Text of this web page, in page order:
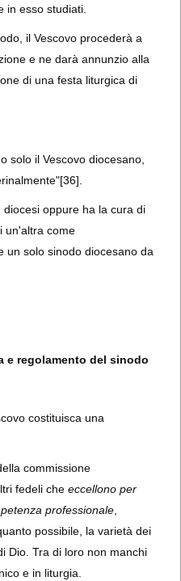
in esso studiati.
il Vescovo procederà a
e ne darà annunzio alla
di una festa liturgica di
solo il Vescovo diocesano,
[36].
oppure ha la cura di
un'altra come
un solo sinodo diocesano da
e regolamento del sinodo
costituisca una
commissione
fedeli che eccellono per
professionale,
possibile, la varietà dei
Dio. Tra di loro non manchi
e in liturgia.